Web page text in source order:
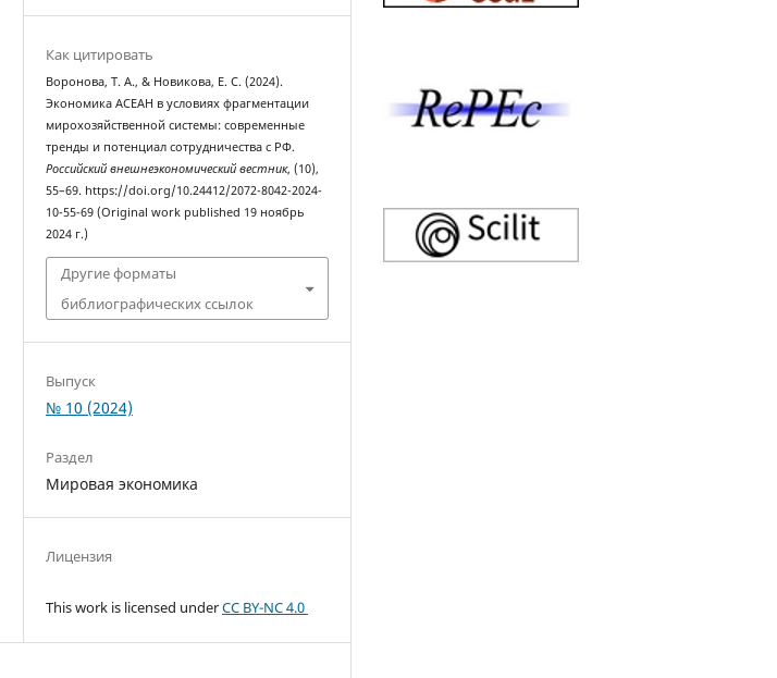
Как цитировать
Воронова, Т. А., & Новикова, Е. С. (2024).
Экономика АСЕАН в условиях фрагментации
мирохозяйственной системы: современные
тренды и потенциал сотрудничества с РФ.
Российский внешнеэкономический вестник, (10),
55–69. https://doi.org/10.24412/2072-8042-2024-
10-55-69 (Original work published 19 ноябрь
2024 г.)
Другие форматы
библиографических ссылок
Выпуск
№ 10 (2024)
Раздел
Мировая экономика
Лицензия
This work is licensed underCC BY-NC 4.0